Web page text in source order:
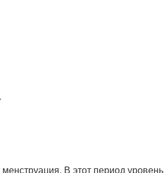
В этот период уровень